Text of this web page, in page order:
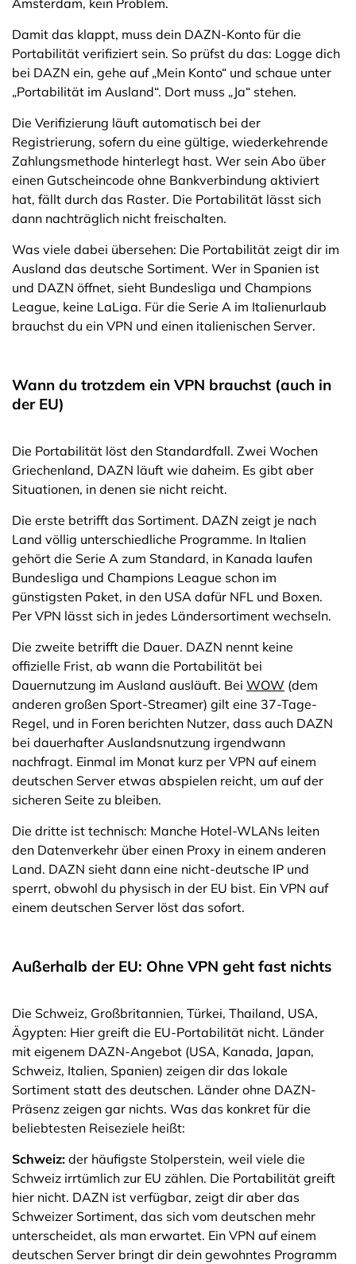
Amsterdam, kein Problem.
Damit das klappt, muss dein DAZN-Konto für die
Portabilität verifiziert sein. So prüfst du das: Logge dich
bei DAZN ein, gehe auf „Mein Konto“ und schaue unter
„Portabilität im Ausland“. Dort muss „Ja“ stehen.
Die Verifizierung läuft automatisch bei der
Registrierung, sofern du eine gültige, wiederkehrende
Zahlungsmethode hinterlegt hast. Wer sein Abo über
einen Gutscheincode ohne Bankverbindung aktiviert
hat, fällt durch das Raster. Die Portabilität lässt sich
dann nachträglich nicht freischalten.
Was viele dabei übersehen: Die Portabilität zeigt dir im
Ausland das deutsche Sortiment. Wer in Spanien ist
und DAZN öffnet, sieht Bundesliga und Champions
League, keine LaLiga. Für die Serie A im Italienurlaub
brauchst du ein VPN und einen italienischen Server.
Wann du trotzdem ein VPN brauchst (auch in
der EU)
Die Portabilität löst den Standardfall. Zwei Wochen
Griechenland, DAZN läuft wie daheim. Es gibt aber
Situationen, in denen sie nicht reicht.
Die erste betrifft das Sortiment. DAZN zeigt je nach
Land völlig unterschiedliche Programme. In Italien
gehört die Serie A zum Standard, in Kanada laufen
Bundesliga und Champions League schon im
günstigsten Paket, in den USA dafür NFL und Boxen.
Per VPN lässt sich in jedes Ländersortiment wechseln.
Die zweite betrifft die Dauer. DAZN nennt keine
offizielle Frist, ab wann die Portabilität bei
Dauernutzung im Ausland ausläuft. Bei WOW (dem
anderen großen Sport-Streamer) gilt eine 37-Tage-
Regel, und in Foren berichten Nutzer, dass auch DAZN
bei dauerhafter Auslandsnutzung irgendwann
nachfragt. Einmal im Monat kurz per VPN auf einem
deutschen Server etwas abspielen reicht, um auf der
sicheren Seite zu bleiben.
Die dritte ist technisch: Manche Hotel-WLANs leiten
den Datenverkehr über einen Proxy in einem anderen
Land. DAZN sieht dann eine nicht-deutsche IP und
sperrt, obwohl du physisch in der EU bist. Ein VPN auf
einem deutschen Server löst das sofort.
Außerhalb der EU: Ohne VPN geht fast nichts
Die Schweiz, Großbritannien, Türkei, Thailand, USA,
Ägypten: Hier greift die EU-Portabilität nicht. Länder
mit eigenem DAZN-Angebot (USA, Kanada, Japan,
Schweiz, Italien, Spanien) zeigen dir das lokale
Sortiment statt des deutschen. Länder ohne DAZN-
Präsenz zeigen gar nichts. Was das konkret für die
beliebtesten Reiseziele heißt:
Schweiz: der häufigste Stolperstein, weil viele die
Schweiz irrtümlich zur EU zählen. Die Portabilität greift
hier nicht. DAZN ist verfügbar, zeigt dir aber das
Schweizer Sortiment, das sich vom deutschen mehr
unterscheidet, als man erwartet. Ein VPN auf einem
deutschen Server bringt dir dein gewohntes Programm